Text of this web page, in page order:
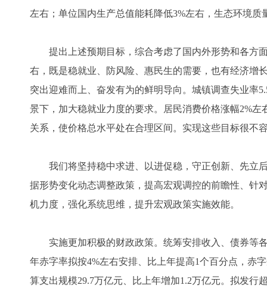
左右；单位国内生产总值能耗降低3%左右，生态环境质
提出上述预期目标，综合考虑了国内外形势和各方
右，既是稳就业、防风险、惠民生的需要，也有经济增
突出迎难而上、奋发有为的鲜明导向。城镇调查失业率
景下，加大稳就业力度的要求。居民消费价格涨幅2%
关系，使价格总水平处在合理区间。实现这些目标很不
我们将坚持稳中求进、以进促稳，守正创新、先立
据形势变化动态调整政策，提高宏观调控的前瞻性、针
机力度，强化系统思维，提升宏观政策实施效能。
实施更加积极的财政政策。统筹安排收入、债券等
年赤字率拟按4%左右安排、比上年提高1个百分点，赤
算支出规模29.7万亿元、比上年增加1.2万亿元。拟发行